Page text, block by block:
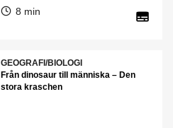
8 min
GEOGRAFI/BIOLOGI
Från dinosaur till människa – Den
stora kraschen